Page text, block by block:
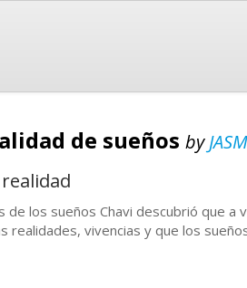
de sueños by
de los sueños Chavi descubrió que
realidades, vivencias y que los